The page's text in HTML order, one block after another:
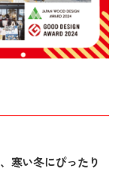
寒い冬にぴったり